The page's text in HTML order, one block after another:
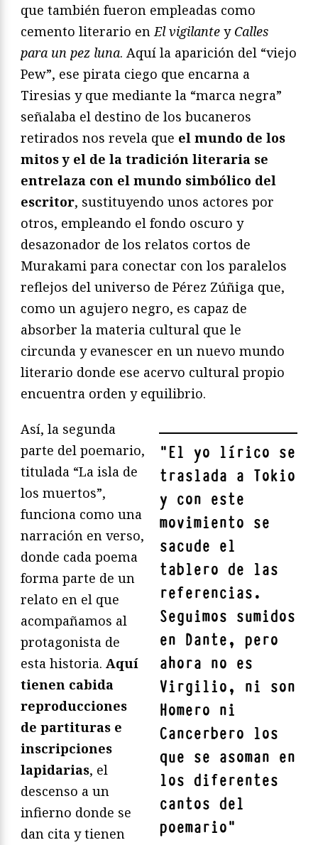
que también fueron empleadas como
cemento literario en El vigilante y Calles
para un pez luna. Aquí la aparición del “viejo
Pew”, ese pirata ciego que encarna a
Tiresias y que mediante la “marca negra”
señalaba el destino de los bucaneros
retirados nos revela que el mundo de los
mitos y el de la tradición literaria se
entrelaza con el mundo simbólico del
escritor, sustituyendo unos actores por
otros, empleando el fondo oscuro y
desazonador de los relatos cortos de
Murakami para conectar con los paralelos
reflejos del universo de Pérez Zúñiga que,
como un agujero negro, es capaz de
absorber la materia cultural que le
circunda y evanescer en un nuevo mundo
literario donde ese acervo cultural propio
encuentra orden y equilibrio.
"El yo lírico se
traslada a Tokio
y con este
movimiento se
sacude el
tablero de las
referencias.
Seguimos sumidos
en Dante, pero
ahora no es
Virgilio, ni son
Homero ni
Cancerbero los
que se asoman en
los diferentes
cantos del
poemario"
Así, la segunda
parte del poemario,
titulada “La isla de
los muertos”,
funciona como una
narración en verso,
donde cada poema
forma parte de un
relato en el que
acompañamos al
protagonista de
esta historia. Aquí
tienen cabida
reproducciones
de partituras e
inscripciones
lapidarias, el
descenso a un
infierno donde se
dan cita y tienen